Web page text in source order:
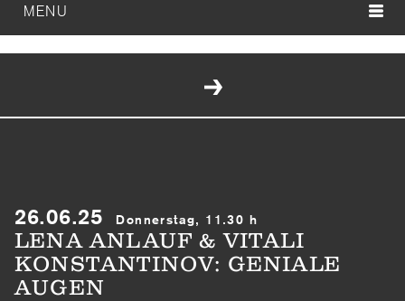
MENU
26.06.25 Donnerstag, 11.30 h
LENA ANLAUF & VITALI
KONSTANTINOV: GENIALE
AUGEN